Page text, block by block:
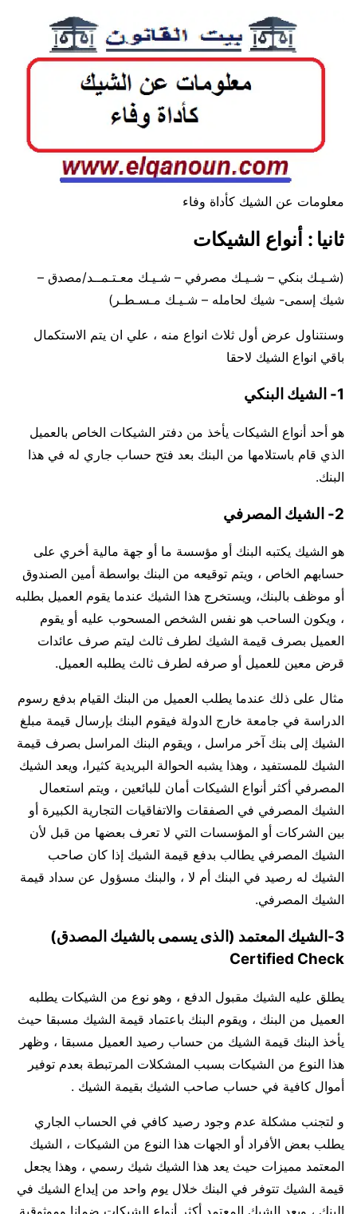
معلومات عن الشيك كأداة وفاء
ثانيا : أنواع الشيكات
(شـيـك بنكي – شـيـك مصرفي – شـيـك معـتـمــد/مصدق –
شيك إسمى- شيك لحامله – شـيـك مـسـطـر)
وسنتناول عرض أول ثلاث انواع منه ، علي ان يتم الاستكمال
باقي انواع الشيك لاحقا
1- الشيك البنكي
هو أحد أنواع الشيكات يأخذ من دفتر الشيكات الخاص بالعميل
الذي قام باستلامها من البنك بعد فتح حساب جاري له في هذا
البنك.
2- الشيك المصرفي
هو الشيك يكتبه البنك أو مؤسسة ما أو جهة مالية أخري على
حسابهم الخاص ، ويتم توقيعه من البنك بواسطة أمين الصندوق
أو موظف بالبنك، ويستخرج هذا الشيك عندما يقوم العميل بطلبه
، ويكون الساحب هو نفس الشخص المسحوب عليه أو يقوم
العميل بصرف قيمة الشيك لطرف ثالث ليتم صرف عائدات
قرض معين للعميل أو صرفه لطرف ثالث يطلبه العميل.
مثال على ذلك عندما يطلب العميل من البنك القيام بدفع رسوم
الدراسة في جامعة خارج الدولة فيقوم البنك بإرسال قيمة مبلغ
الشيك إلى بنك آخر مراسل ، ويقوم البنك المراسل بصرف قيمة
الشيك للمستفيد ، وهذا يشبه الحوالة البريدية كثيرا، ويعد الشيك
المصرفي أكثر أنواع الشيكات أمان للبائعين ، ويتم استعمال
الشيك المصرفي في الصفقات والاتفاقيات التجارية الكبيرة أو
بين الشركات أو المؤسسات التي لا تعرف بعضها من قبل لأن
الشيك المصرفي يطالب بدفع قيمة الشيك إذا كان صاحب
الشيك له رصيد في البنك أم لا ، والبنك مسؤول عن سداد قيمة
الشيك المصرفي.
3-الشيك المعتمد (الذى يسمى بالشيك المصدق)
Certified Check
يطلق عليه الشيك مقبول الدفع ، وهو نوع من الشيكات يطلبه
العميل من البنك ، ويقوم البنك باعتماد قيمة الشيك مسبقا حيث
يأخذ البنك قيمة الشيك من حساب رصيد العميل مسبقا ، وظهر
هذا النوع من الشيكات بسبب المشكلات المرتبطة بعدم توفير
أموال كافية في حساب صاحب الشيك بقيمة الشيك .
و لتجنب مشكلة عدم وجود رصيد كافي في الحساب الجاري
يطلب بعض الأفراد أو الجهات هذا النوع من الشيكات ، الشيك
المعتمد مميزات حيث يعد هذا الشيك شيك رسمي ، وهذا يجعل
قيمة الشيك تتوفر في البنك خلال يوم واحد من إيداع الشيك في
البنك ، ويعد الشيك المعتمد أكثر أنواع الشيكات ضمانا وموثوقية